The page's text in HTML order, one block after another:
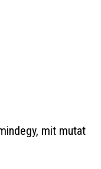
mit mutat